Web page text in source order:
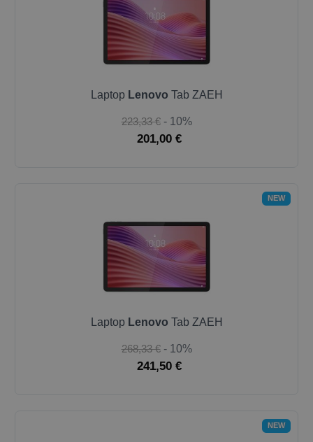
Laptop Lenovo Tab ZAEH
223,33 € - 10%
201,00 €
NEW
Laptop Lenovo Tab ZAEH
268,33 € - 10%
241,50 €
NEW